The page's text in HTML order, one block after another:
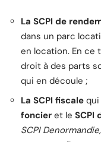
La SCPI de
dans un parc
en location. En ce
droit à des parts
qui en découle ;
La SCPI fiscale
foncier et le SCPI
SCPI